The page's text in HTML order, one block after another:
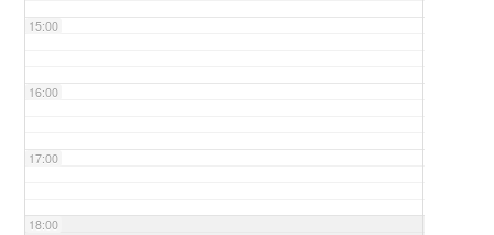
15:00
16:00
17:00
18:00